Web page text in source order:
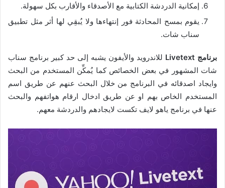
إمكانية الدردشة الكتابية مع الأصدقاء والأقارب بكل سهولة.
يقوم بمسح المحادثة فور إنتهاءها ولا يُبقِي لها أثر مثل تطبيق
سناب شات.
برنامج Livetext
للاندرويد والأيفون يشبه إلى حد كبير برنامج سناب
شات المشهور في بعض الخصائص كما يُمكِّن المستخدم من البحث
وايجاد اصدقائه في البرنامج من خلال البحث عنهم عن طريق اسم
المستخدم الخاص بهم او عن طريق ادخال ارقام هواتفهم والبحث
عنها في برنامج ياهو لايف تكست لايجادهم والدردشة معهم.